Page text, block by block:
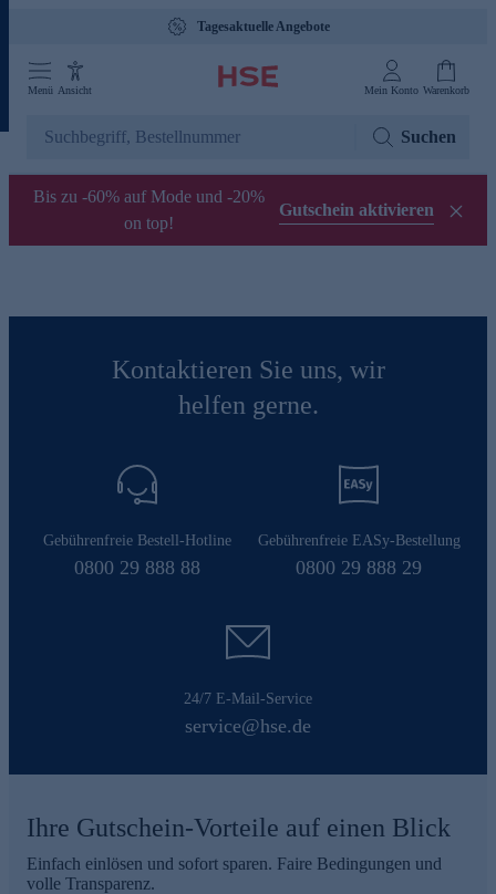
Tagesaktuelle Angebote
Menü Ansicht Mein Konto Warenkorb
Suchen
Bis zu -60% auf Mode und -20%
on top!
Gutschein aktivieren
Kontaktieren Sie uns, wir
helfen gerne.
Gebührenfreie Bestell-Hotline
0800 29 888 88
Gebührenfreie EASy-Bestellung
0800 29 888 29
24/7 E-Mail-Service
service@hse.de
Ihre Gutschein-Vorteile auf einen Blick
Einfach einlösen und sofort sparen. Faire Bedingungen und
volle Transparenz.